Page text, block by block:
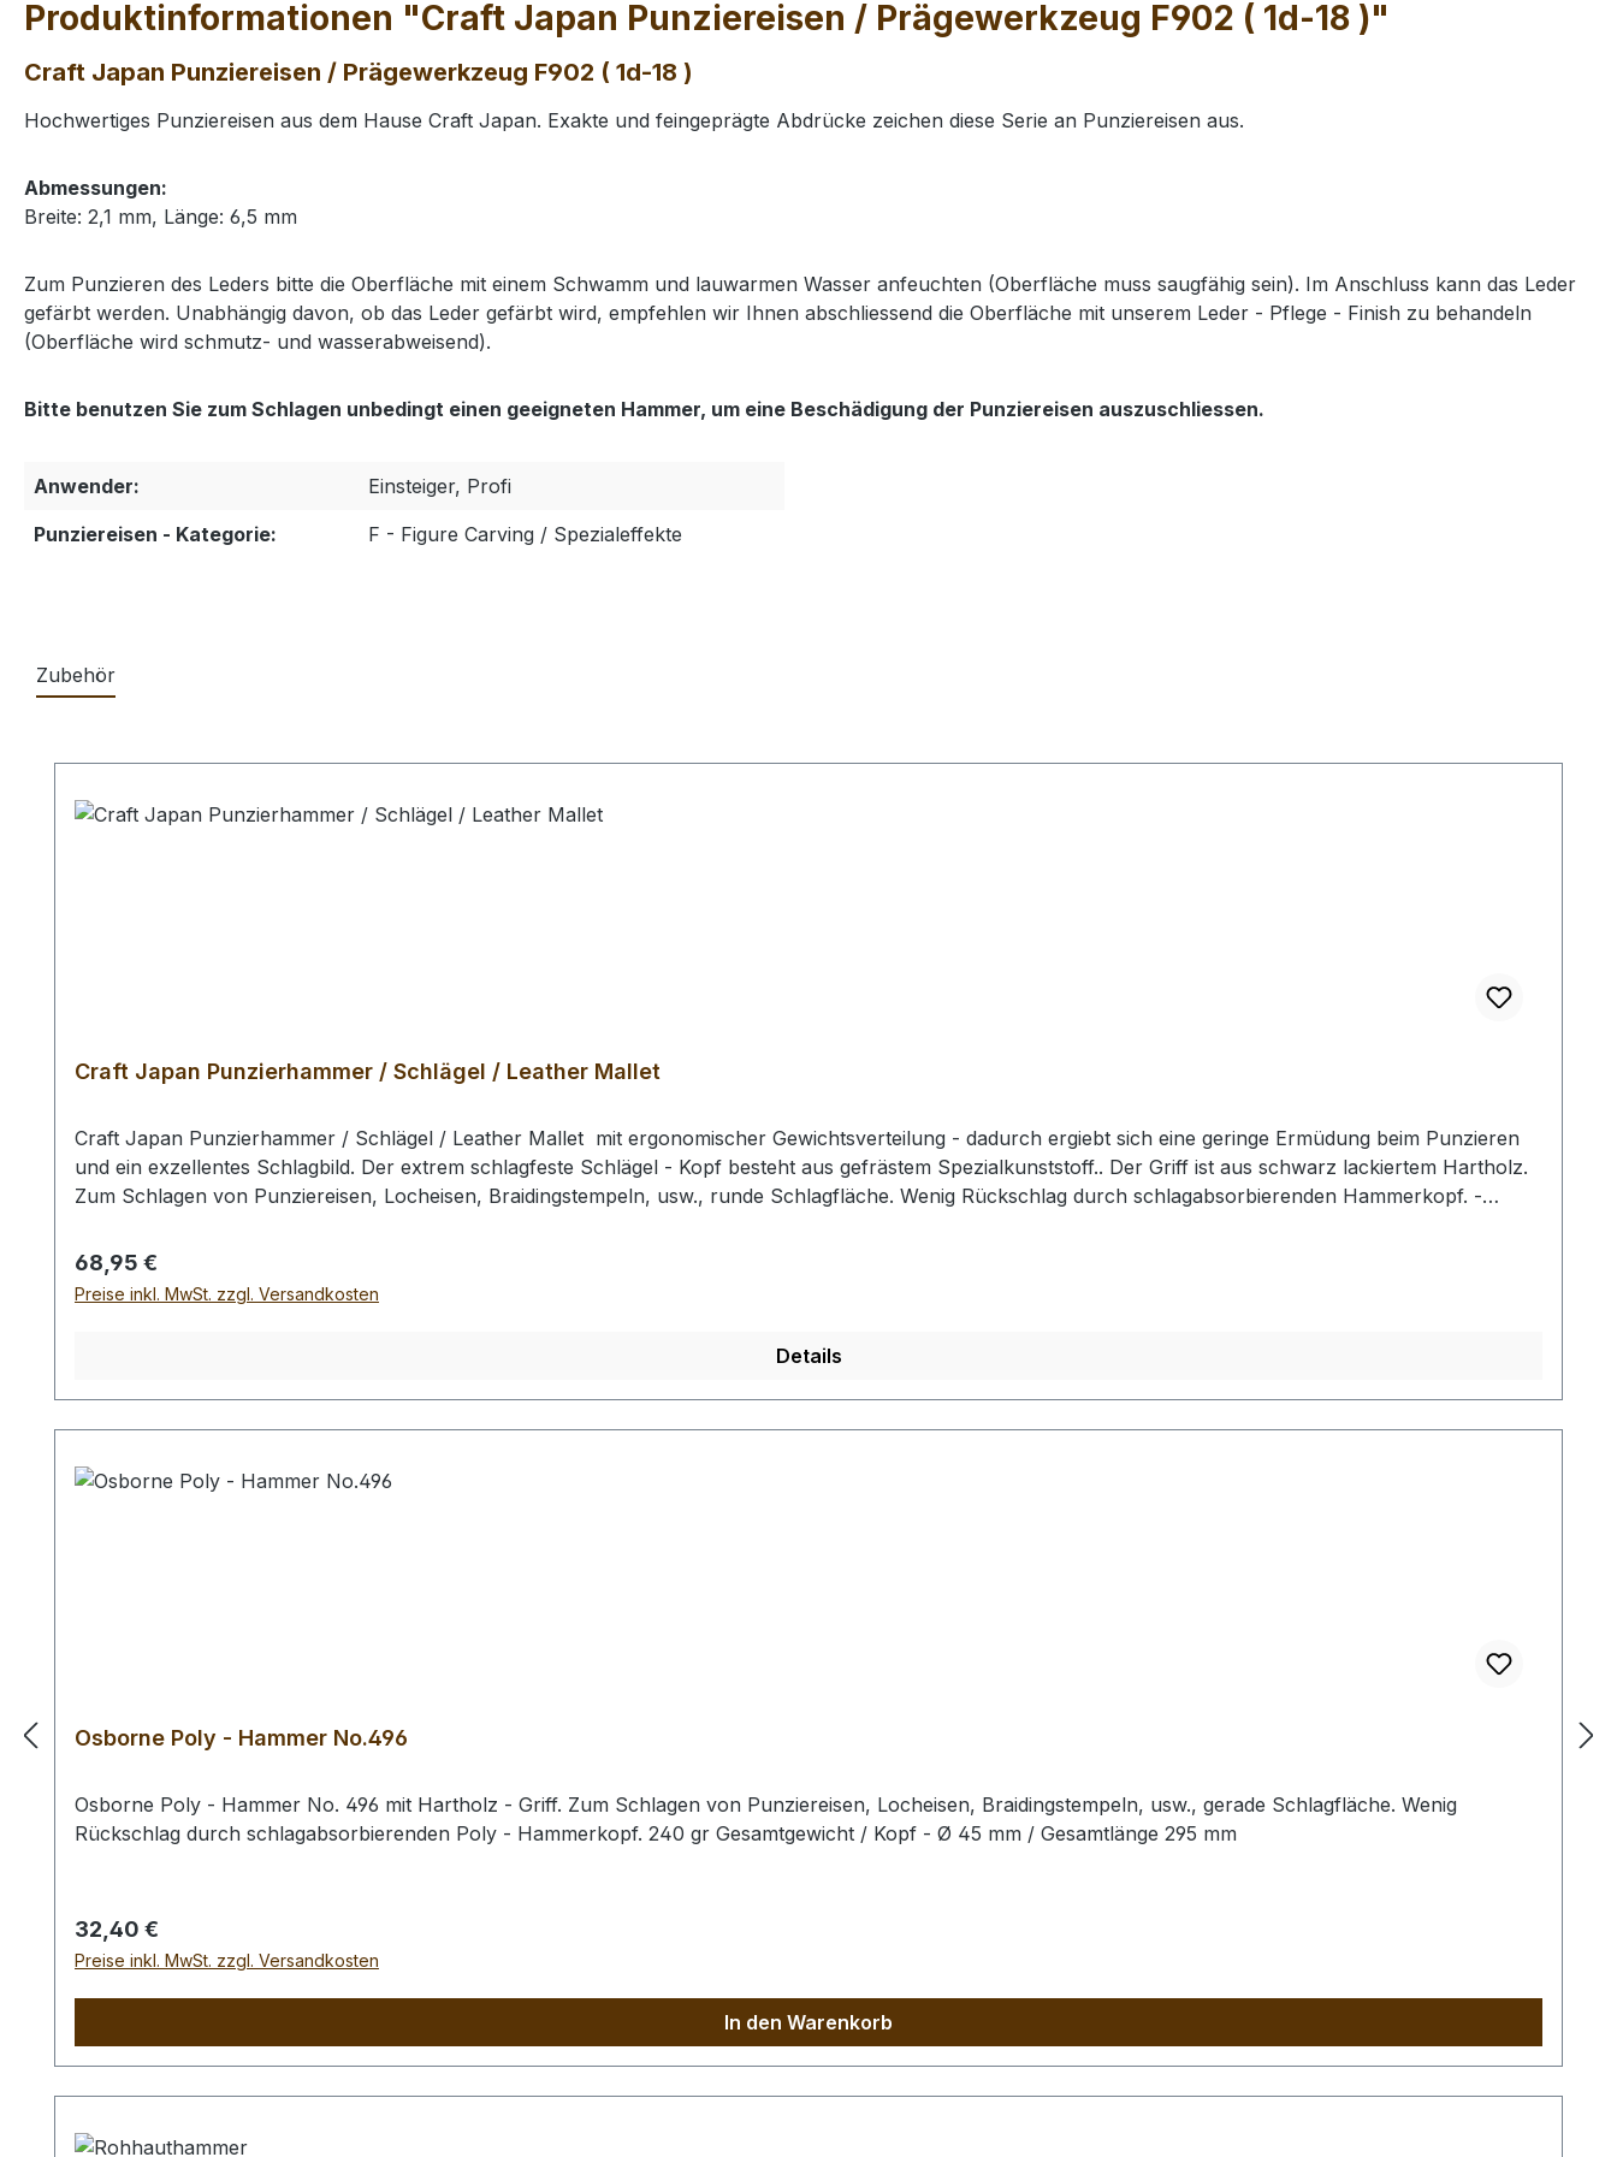
Produktinformationen "Craft Japan Punziereisen / Prägewerkzeug F902 ( 1d-18 )"
Craft Japan Punziereisen / Prägewerkzeug F902 ( 1d-18 )
Hochwertiges Punziereisen aus dem Hause Craft Japan. Exakte und feingeprägte Abdrücke zeichen diese Serie an Punziereisen aus.
Abmessungen:
Breite: 2,1 mm, Länge: 6,5 mm
Zum Punzieren des Leders bitte die Oberfläche mit einem Schwamm und lauwarmen Wasser anfeuchten (Oberfläche muss saugfähig sein). Im Anschluss kann das Leder
gefärbt werden. Unabhängig davon, ob das Leder gefärbt wird, empfehlen wir Ihnen abschliessend die Oberfläche mit unserem Leder - Pflege - Finish zu behandeln
(Oberfläche wird schmutz- und wasserabweisend).
Bitte benutzen Sie zum Schlagen unbedingt einen geeigneten Hammer, um eine Beschädigung der Punziereisen auszuschliessen.
Anwender:
Einsteiger, Profi
Punziereisen - Kategorie:
F - Figure Carving / Spezialeffekte
Zubehör
Craft Japan Punzierhammer / Schlägel / Leather Mallet
Craft Japan Punzierhammer / Schlägel / Leather Mallet mit ergonomischer Gewichtsverteilung - dadurch ergiebt sich eine geringe Ermüdung beim Punzieren
und ein exzellentes Schlagbild. Der extrem schlagfeste Schlägel - Kopf besteht aus gefrästem Spezialkunststoff.. Der Griff ist aus schwarz lackiertem Hartholz.
Zum Schlagen von Punziereisen, Locheisen, Braidingstempeln, usw., runde Schlagfläche. Wenig Rückschlag durch schlagabsorbierenden Hammerkopf. -
gr / Kopf-Ø: 55 mm Bei einer Bestellung 1 Stück erhalten Sie 1 Craft Japan Punzierhammer / Schlägel / Leather Mallet der gewählten Ausführung.
Regulärer Preis:
68,95 €
Preise inkl. MwSt. zzgl. Versandkosten
Details
Osborne Poly - Hammer No.496
Osborne Poly - Hammer No. 496 mit Hartholz - Griff. Zum Schlagen von Punziereisen, Locheisen, Braidingstempeln, usw., gerade Schlagfläche. Wenig
Rückschlag durch schlagabsorbierenden Poly - Hammerkopf. 240 gr Gesamtgewicht / Kopf - Ø 45 mm / Gesamtlänge 295 mm
Regulärer Preis:
32,40 €
Preise inkl. MwSt. zzgl. Versandkosten
In den Warenkorb